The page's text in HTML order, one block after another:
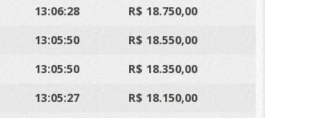
13:06:28
R$ 18.750,00
13:05:50
R$ 18.550,00
13:05:50
R$ 18.350,00
13:05:27
R$ 18.150,00